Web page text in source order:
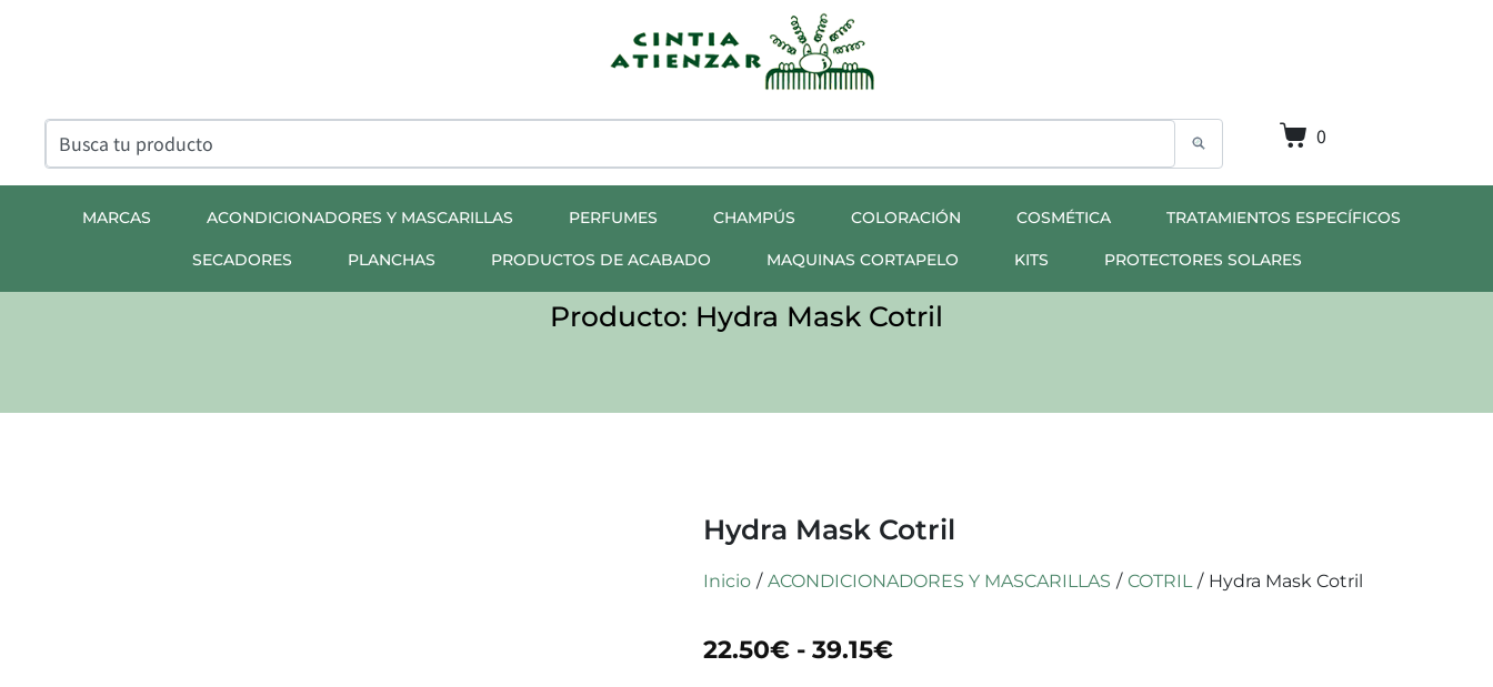
0
MARCAS ACONDICIONADORES Y MASCARILLAS PERFUMES CHAMPÚS COLORACIÓN COSMÉTICA TRATAMIENTOS ESPECÍFICOS
SECADORES PLANCHAS PRODUCTOS DE ACABADO MAQUINAS CORTAPELO KITS PROTECTORES SOLARES
Producto: Hydra Mask Cotril
Hydra Mask Cotril
Inicio / ACONDICIONADORES Y MASCARILLAS / COTRIL / Hydra Mask Cotril
22.50€ - 39.15€